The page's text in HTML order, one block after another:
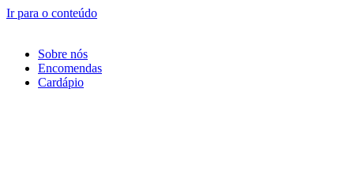
Ir para o conteúdo
Sobre nós
Encomendas
Cardápio